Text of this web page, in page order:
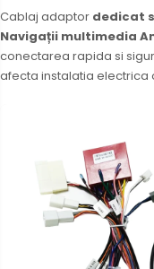
Camere Mercedes
Camere Audi
Camere Opel
Camere Iveco
Camere Renault
Cablaj adaptor dedicat
Navigații multimedia
conectarea rapida si
afecta instalatia electrica